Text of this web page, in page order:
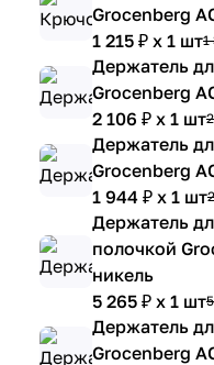
Grocenberg
1 215 ₽ x 1 шт1
Держатель
Grocenberg
2 106 ₽ x 1 шт
Держатель
Grocenberg
1 944 ₽ x 1 шт
Держатель
полочкой
никель
5 265 ₽ x 1 шт
Держатель
Grocenberg